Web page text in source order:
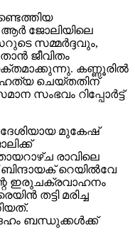
ജോലിയിലെ
സമ്മര്‍ദ്ദവും,
ജീവിതം
കണ്ണൂരില്‍
ചെയ്തതിന്
സംഭവം റിപ്പോര്‍ട്ട്
മുകേഷ്
രാവിലെ
ബിന്ദായക് റെയില്‍വേ
ഇരുചക്രവാഹനം
തട്ടി മരിച്ച
ബന്ധുക്കള്‍ക്ക്